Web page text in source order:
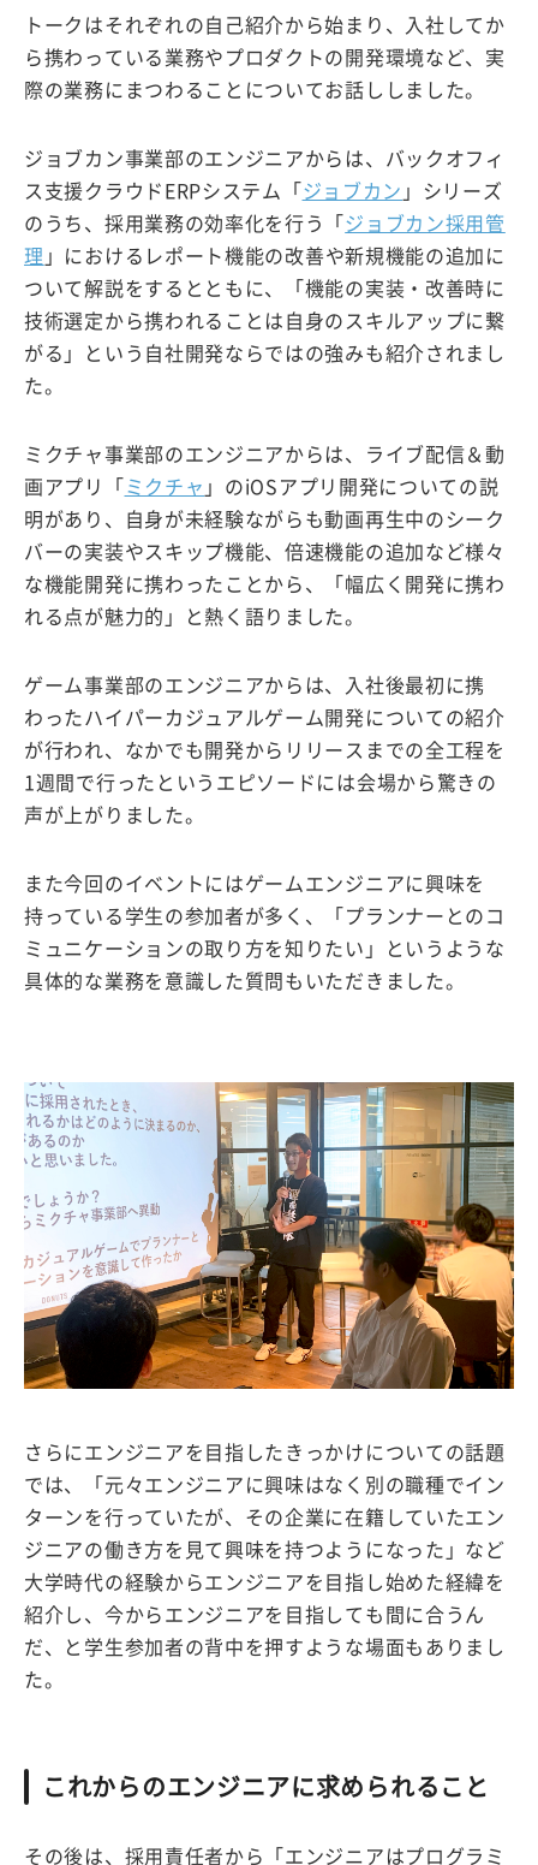
トークはそれぞれの自己紹介から始まり、入社してか
ら携わっている業務やプロダクトの開発環境など、実
際の業務にまつわることについてお話ししました。
ジョブカン事業部のエンジニアからは、バックオフィ
ス支援クラウドERPシステム「 ジョブカン 」シリーズ
のうち、採用業務の効率化を行う「 ジョブカン採用管
理 」におけるレポート機能の改善や新規機能の追加に
ついて解説をするとともに、「機能の実装・改善時に
技術選定から携われることは自身のスキルアップに繋
がる」という自社開発ならではの強みも紹介されまし
た。
ミクチャ事業部のエンジニアからは、ライブ配信＆動
画アプリ「 ミクチャ 」のiOSアプリ開発についての説
明があり、自身が未経験ながらも動画再生中のシーク
バーの実装やスキップ機能、倍速機能の追加など様々
な機能開発に携わったことから、「幅広く開発に携わ
れる点が魅力的」と熱く語りました。
ゲーム事業部のエンジニアからは、入社後最初に携
わったハイパーカジュアルゲーム開発についての紹介
が行われ、なかでも開発からリリースまでの全工程を
1週間で行ったというエピソードには会場から驚きの
声が上がりました。
また今回のイベントにはゲームエンジニアに興味を
持っている学生の参加者が多く、「プランナーとのコ
ミュニケーションの取り方を知りたい」というような
具体的な業務を意識した質問もいただきました。
さらにエンジニアを目指したきっかけについての話題
では、「元々エンジニアに興味はなく別の職種でイン
ターンを行っていたが、その企業に在籍していたエン
ジニアの働き方を見て興味を持つようになった」など
大学時代の経験からエンジニアを目指し始めた経緯を
紹介し、今からエンジニアを目指しても間に合うん
だ、と学生参加者の背中を押すような場面もありまし
た。
これからのエンジニアに求められること
その後は、採用責任者から「エンジニアはプログラミ